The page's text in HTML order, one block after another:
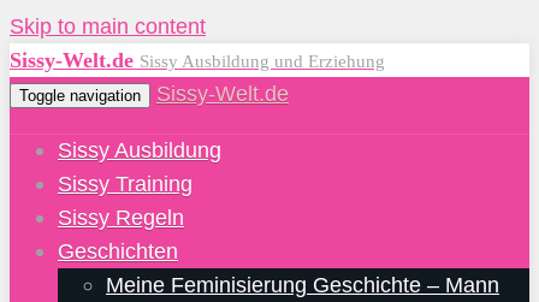
Skip to main content
Sissy-Welt.de Sissy Ausbildung und Erziehung
Toggle navigation Sissy-Welt.de
Sissy Ausbildung
Sissy Training
Sissy Regeln
Geschichten
Meine Feminisierung Geschichte – Mann